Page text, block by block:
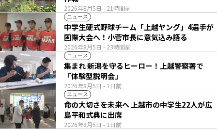
2026年8月5日 - 21時間前
ニュース
2026年8月5日 - 23時間前
中学生硬式野球チーム「上越ヤング」4選手が
国際大会へ！小菅市長に意気込み語る
ニュース
2026年8月5日 - 1日前
集まれ 新潟を守るヒーロー！上越警察署で
「体験型説明会」
ニュース
2026年8月5日 - 1日前
命の大切さを未来へ 上越市の中学生22人が広
島平和式典に出席